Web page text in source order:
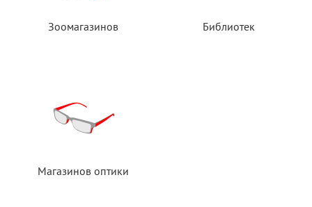
Зоомагазинов Библиотек
Магазинов оптики